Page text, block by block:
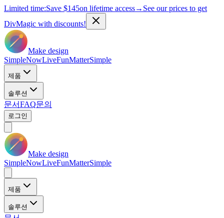
Limited time:Save $145on lifetime access→ See our prices to get
DivMagic with discounts!
Make design
SimpleNowLiveFunMatterSimple
제품
솔루션
문서FAQ문의
로그인
Make design
SimpleNowLiveFunMatterSimple
제품
솔루션